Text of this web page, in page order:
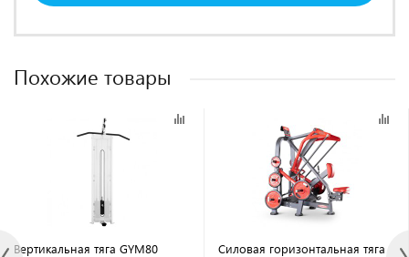
Похожие товары
Вертикальная тяга GYM80
Силовая горизонтальная тяга